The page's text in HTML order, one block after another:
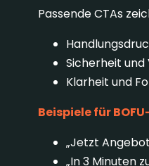
Passende CTAs
Sicherheit
Klarheit und
Beispiele für
„Jetzt
„In 3 Minuten